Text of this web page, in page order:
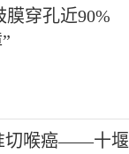
膜穿孔近90%
切喉癌——十堰